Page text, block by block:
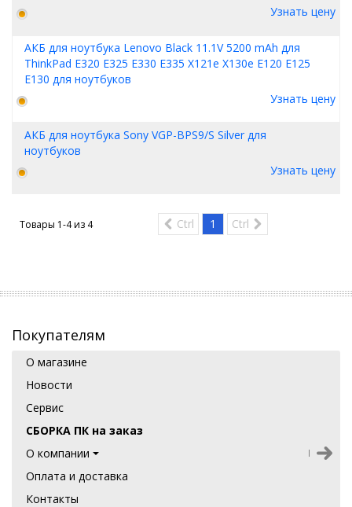
Узнать цену
АКБ для ноутбука Lenovo Black 11.1V 5200 mAh для
ThinkPad E320 E325 E330 E335 X121e X130e E120 E125
E130 для ноутбуков
Узнать цену
АКБ для ноутбука Sony VGP-BPS9/S Silver для
ноутбуков
Узнать цену
Товары 1-4 из 4 Ctrl 1 Ctrl
Покупателям
О магазине
Новости
Сервис
СБОРКА ПК на заказ
О компании
Оплата и доставка
Контакты